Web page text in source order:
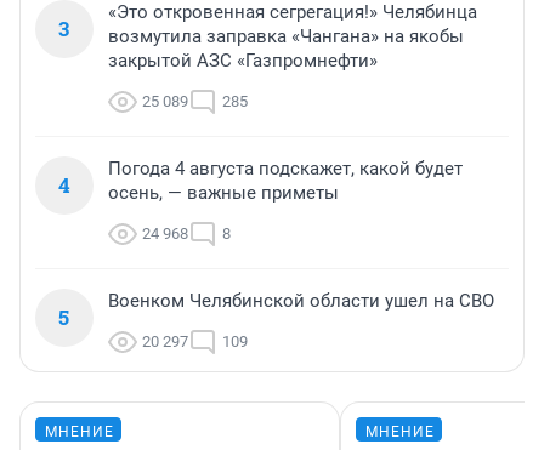
3
«Это откровенная сегрегация!» Челябинца
возмутила заправка «Чангана» на якобы
закрытой АЗС «Газпромнефти»
25 089 285
4
Погода 4 августа подскажет, какой будет
осень, — важные приметы
24 968 8
5
Военком Челябинской области ушел на СВО
20 297 109
МНЕНИЕ МНЕНИЕ